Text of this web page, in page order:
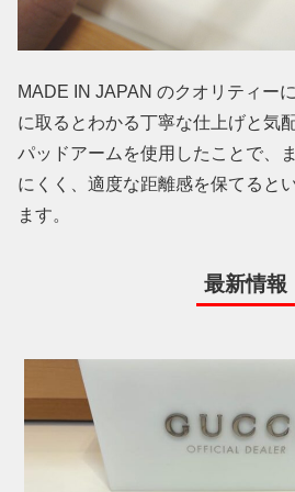
MADE IN JAPAN のクオリティー
に取るとわかる丁寧な仕上げと気
パッドアームを使用したことで、
にくく、適度な距離感を保てると
ます。
最新情報